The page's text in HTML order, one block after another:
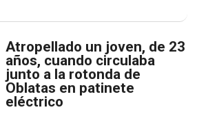
Atropellado un joven, de 23
años, cuando circulaba
junto a la rotonda de
Oblatas en patinete
eléctrico